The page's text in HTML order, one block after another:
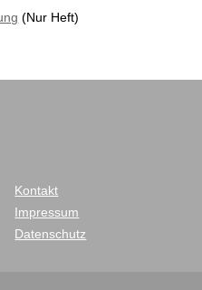
(Nur Heft)
Kontakt
Impressum
Datenschutz